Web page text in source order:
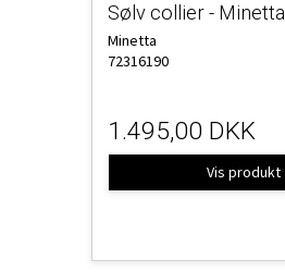
Sølv collier - Minetta
Minetta
72316190
1.495,00 DKK
Vis produkt